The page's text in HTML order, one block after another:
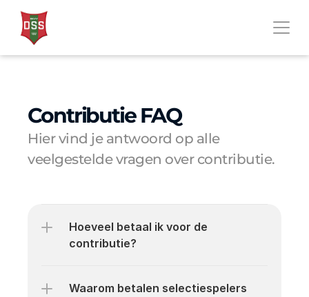
Contributie FAQ
Hier vind je antwoord op alle
veelgestelde vragen over contributie.
Hoeveel betaal ik voor de
contributie?
Waarom betalen selectiespelers